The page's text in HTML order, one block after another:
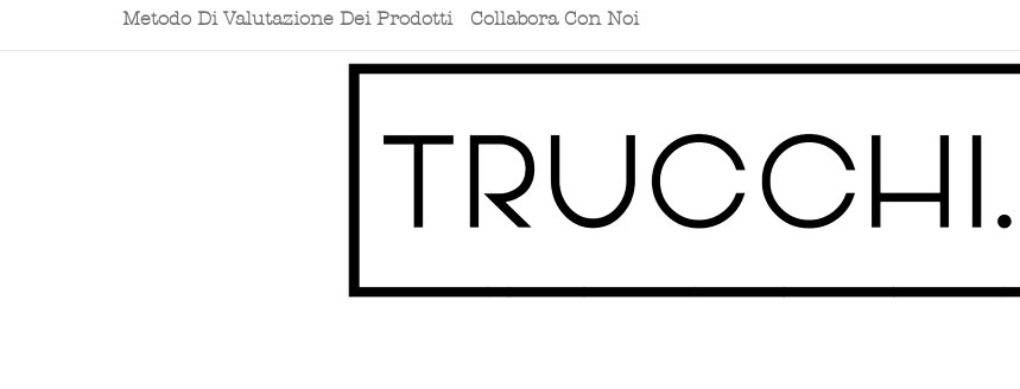
Metodo Di Valutazione Dei Prodotti Collabora Con Noi